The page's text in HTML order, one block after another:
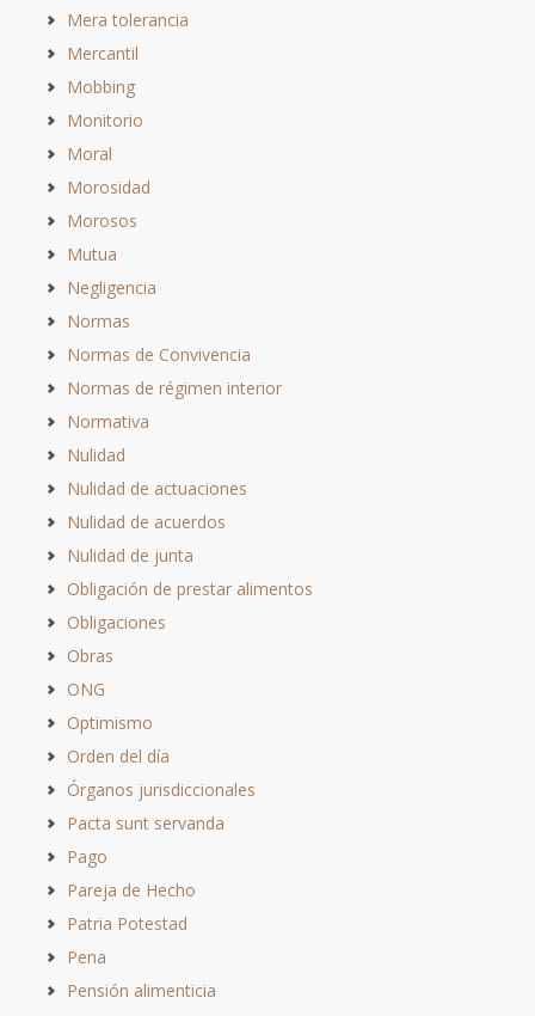
Mera tolerancia
Mercantil
Mobbing
Monitorio
Moral
Morosidad
Morosos
Mutua
Negligencia
Normas
Normas de Convivencia
Normas de régimen interior
Normativa
Nulidad
Nulidad de actuaciones
Nulidad de acuerdos
Nulidad de junta
Obligación de prestar alimentos
Obligaciones
Obras
ONG
Optimismo
Orden del día
Órganos jurisdiccionales
Pacta sunt servanda
Pago
Pareja de Hecho
Patria Potestad
Pena
Pensión alimenticia